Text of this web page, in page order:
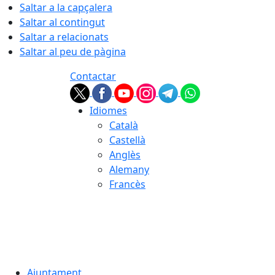
Saltar a la capçalera
Saltar al contingut
Saltar a relacionats
Saltar al peu de pàgina
Contactar
Idiomes
Català
Castellà
Anglès
Alemany
Francès